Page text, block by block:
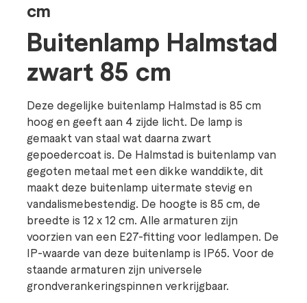
cm
Buitenlamp Halmstad
zwart 85 cm
Deze degelijke buitenlamp Halmstad is 85 cm
hoog en geeft aan 4 zijde licht. De lamp is
gemaakt van staal wat daarna zwart
gepoedercoat is. De Halmstad is buitenlamp van
gegoten metaal met een dikke wanddikte, dit
maakt deze buitenlamp uitermate stevig en
vandalismebestendig. De hoogte is 85 cm, de
breedte is 12 x 12 cm. Alle armaturen zijn
voorzien van een E27-fitting voor ledlampen. De
IP-waarde van deze buitenlamp is IP65. Voor de
staande armaturen zijn universele
grondverankeringspinnen verkrijgbaar.